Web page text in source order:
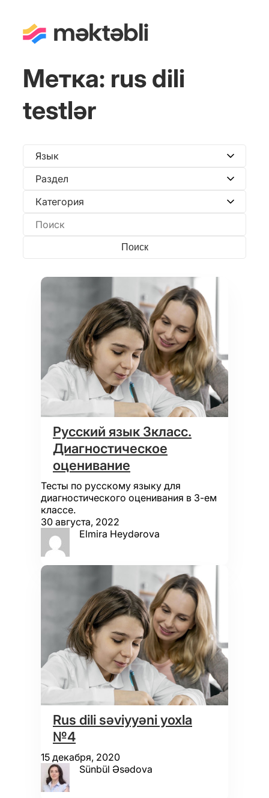
Метка: rus dili
testlər
Русский язык 3класс.
Диагностическое
оценивание
Тесты по русскому языку для
диагностического оценивания в 3-ем
классе.
30 августа, 2022
Elmira Heydərova
Rus dili səviyyəni yoxla
№4
15 декабря, 2020
Sünbül Əsədova